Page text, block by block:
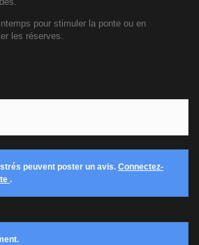
pour stimuler la ponte ou en
les réserves.
peuvent poster un avis. Connectez-
.